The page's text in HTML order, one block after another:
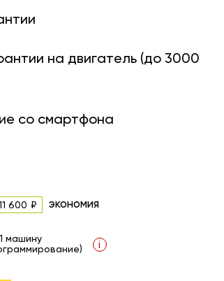
на двигатель (до 3000
со смартфона
600 экономия
машину
i